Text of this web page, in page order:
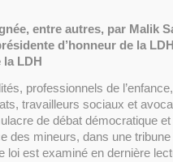
entre autres, par Malik
d’honneur de la
LDH
professionnels de
travailleurs sociaux et
de débat démocratique et
des mineurs, dans une
loi est examiné en dernière